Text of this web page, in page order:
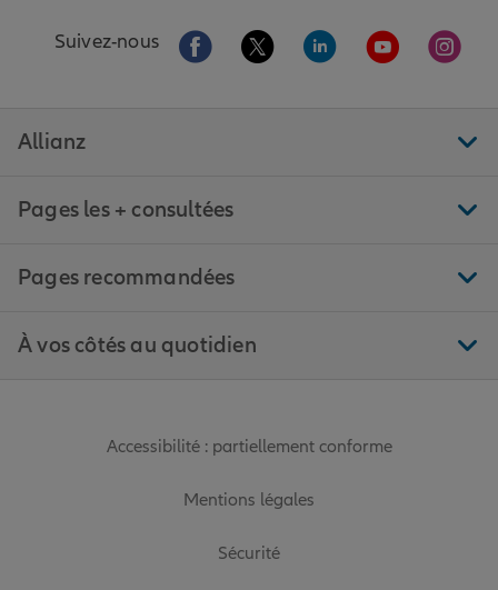
Suivez-nous Aller sur la page Facebook de Allianz
Aller sur la page Twitter de
Aller sur la page
Aller sur la
Aller
Allianz
Pages les + consultées
Pages recommandées
À vos côtés au quotidien
Accessibilité : partiellement conforme
Mentions légales
Sécurité